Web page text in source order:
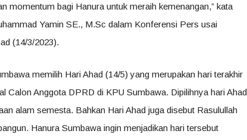
momentum bagi Hanura untuk meraih kemenangan,” kata
Yamin SE., M.Sc dalam Konferensi Pers usai
(14/3/2023).
memilih Hari Ahad (14/5) yang merupakan hari terakhir
Calon Anggota DPRD di KPU Sumbawa. Dipilihnya hari Ahad
alam semesta. Bahkan Hari Ahad juga disebut Rasulullah
Hanura Sumbawa ingin menjadikan hari tersebut